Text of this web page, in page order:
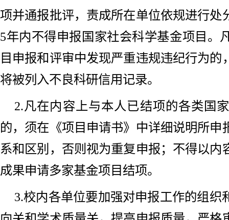
项并通报批评，责成所在单位依规进行处
5年内不得申报国家社会科学基金项目。
目申报和评审中发现严重违规违纪行为的
将被列入不良科研信用记录。
2.凡在内容上与本人已结项的各类国
的，须在《项目申请书》中详细说明所申
系和区别，否则视为重复申报；不得以内
成果申请多家基金项目结项。
3.校内各单位要加强对申报工作的组织